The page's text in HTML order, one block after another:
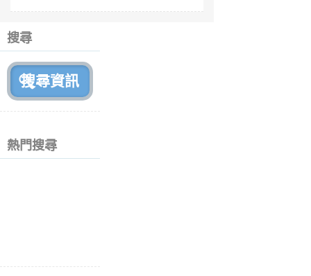
搜尋
熱門搜尋